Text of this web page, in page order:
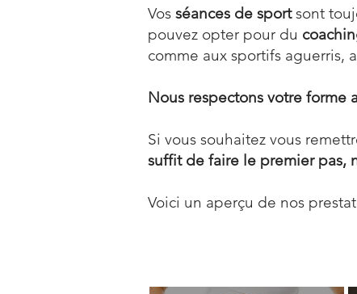
Vos séances de sportsont
pouvez opter pour du
comme aux sportifs aguerris,
Nous respectons votre forme
Si vous souhaitez vous
suffit de faire le premier pas,
Voici un aperçu de nos